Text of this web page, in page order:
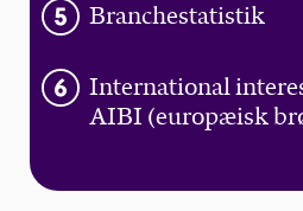
Branchestatistik
International
AIBI (europæisk